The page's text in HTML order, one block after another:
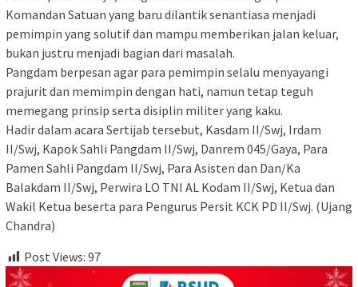
Komandan Satuan yang baru dilantik senantiasa menjadi
pemimpin yang solutif dan mampu memberikan jalan keluar,
bukan justru menjadi bagian dari masalah.
Pangdam berpesan agar para pemimpin selalu menyayangi
prajurit dan memimpin dengan hati, namun tetap teguh
memegang prinsip serta disiplin militer yang kaku.
Hadir dalam acara Sertijab tersebut, Kasdam II/Swj, Irdam
II/Swj, Kapok Sahli Pangdam II/Swj, Danrem 045/Gaya, Para
Pamen Sahli Pangdam II/Swj, Para Asisten dan Dan/Ka
Balakdam II/Swj, Perwira LO TNI AL Kodam II/Swj, Ketua dan
Wakil Ketua beserta para Pengurus Persit KCK PD II/Swj. (Ujang
Chandra)
Post Views: 97